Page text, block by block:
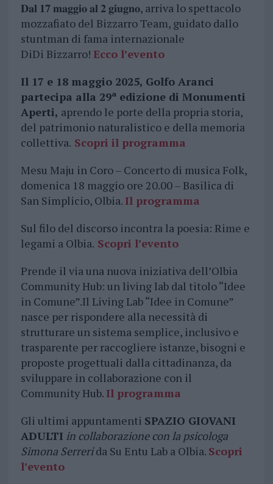
𝐃𝐚𝐥 𝟏𝟕 𝐦𝐚𝐠𝐠𝐢𝐨 𝐚𝐥 𝟐 𝐠𝐢𝐮𝐠𝐧𝐨, arriva lo spettacolo
mozzafiato del Bizzarro Team, guidato dallo
stuntman di fama internazionale
DiDi Bizzarro! Ecco l’evento
Il 17 e 18 maggio 2025, Golfo Aranci
partecipa alla 29ª edizione di Monumenti
Aperti, aprendo le porte della propria storia,
del patrimonio naturalistico e della memoria
collettiva. Scopri il programma
Mesu Maju in Coro – Concerto di musica Folk,
domenica 18 maggio ore 20.00 – Basilica di
San Simplicio, Olbia. Il programma
Sul filo del discorso incontra la poesia: Rime e
legami a Olbia. Scopri l’evento
Prende il via una nuova iniziativa dell’Olbia
Community Hub: un living lab dal titolo “Idee
in Comune”.Il Living Lab “Idee in Comune”
nasce per rispondere alla necessità di
strutturare un sistema semplice, inclusivo e
trasparente per raccogliere istanze, bisogni e
proposte progettuali dalla cittadinanza, da
sviluppare in collaborazione con il
Community Hub. Il programma
Gli ultimi appuntamenti SPAZIO GIOVANI
ADULTI in collaborazione con la psicologa
Simona Serrerida Su Entu Lab a Olbia. Scopri
l’evento